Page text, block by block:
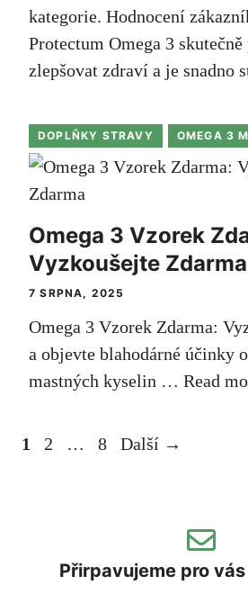
kategorie. Hodnocení
Protectum Omega 3 skutečně
zlepšovat zdraví a je snadno
DOPLŇKY STRAVY OMEGA 3
Omega 3 Vzorek
Vyzkoušejte Zdarma
7 SRPNA, 2025
Omega 3 Vzorek Zdarma:
a objevte blahodárné účinky
mastných kyselin … Read
Stránka
1 Stránka
2 … Stránka
8 Další →
Přirpavujeme pro